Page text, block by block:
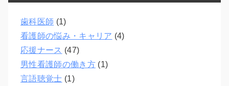
歯科医師 (1)
看護師の悩み・キャリア (4)
応援ナース (47)
男性看護師の働き方(1)
言語聴覚士 (1)